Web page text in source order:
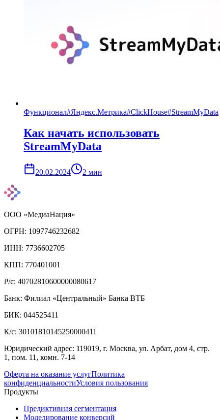
Функционал#Яндекс.Метрика#ClickHouse#StreamMyData
Как начать использовать
StreamMyData
20.02.2024 2 мин
ООО «МедиаНация»
ОГРН: 1097746232682
ИНН: 7736602705
КПП: 770401001
Р/с: 40702810600000080617
Банк: Филиал «Центральный» Банка ВТБ
БИК: 044525411
К/с: 30101810145250000411
Юридический адрес: 119019, г. Москва, ул. Арбат, дом 4, стр.
1, пом. 11, комн. 7-14
Оферта на оказание услугПолитика
конфиденциальностиУсловия пользования
Продукты
Предиктивная сегментация
Моделирование конверсий